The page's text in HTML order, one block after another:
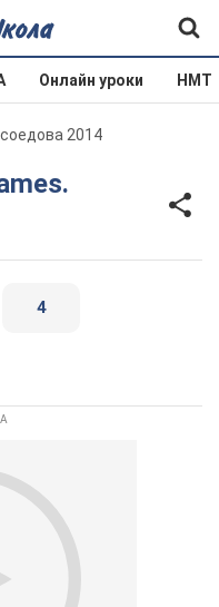
Онлайн уроки НМТ
2014
4